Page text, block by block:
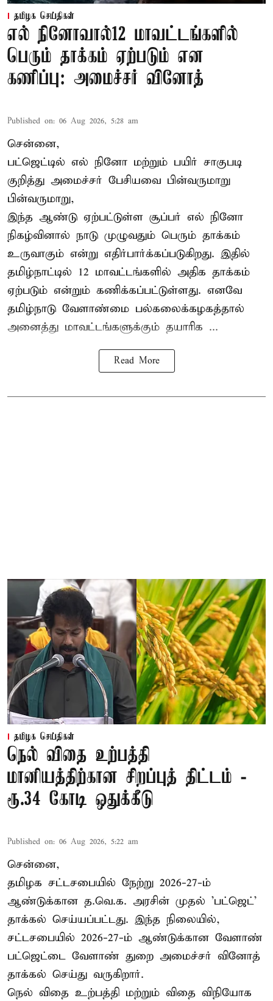
தமிழக செய்திகள்
எல் நினோவால்12 மாவட்டங்களில்
பெரும் தாக்கம் ஏற்படும் என
கணிப்பு: அமைச்சர் வினோத்
Published on: 06 Aug 2026, 5:28 am
சென்னை,
பட்ஜெட்டில் எல் நினோ மற்றும் பயிர் சாகுபடி
குறித்து அமைச்சர் பேசியவை பின்வருமாறு
பின்வருமாறு,
இந்த ஆண்டு ஏற்பட்டுள்ள சூப்பர் எல் நினோ
நிகழ்வினால் நாடு முழுவதும் பெரும் தாக்கம்
உருவாகும் என்று எதிர்பார்க்கப்படுகிறது. இதில்
தமிழ்நாட்டில் 12 மாவட்டங்களில் அதிக தாக்கம்
ஏற்படும் என்றும் கணிக்கப்பட்டுள்ளது. எனவே
தமிழ்நாடு வேளாண்மை பல்கலைக்கழகத்தால்
அனைத்து மாவட்டங்களுக்கும் தயாரிக ...
Read More
தமிழக செய்திகள்
நெல் விதை உற்பத்தி
மானியத்திற்கான சிறப்புத் திட்டம் -
ரூ.34 கோடி ஒதுக்கீடு
Published on: 06 Aug 2026, 5:22 am
சென்னை,
தமிழக சட்டசபையில் நேற்று 2026-27-ம்
ஆண்டுக்கான த.வெ.க. அரசின் முதல் 'பட்ஜெட்'
தாக்கல் செய்யப்பட்டது. இந்த நிலையில்,
சட்டசபையில் 2026-27-ம் ஆண்டுக்கான வேளாண்
பட்ஜெட்டை வேளாண் துறை அமைச்சர் வினோத்
தாக்கல் செய்து வருகிறார்.
நெல் விதை உற்பத்தி மற்றும் விதை விநியோக